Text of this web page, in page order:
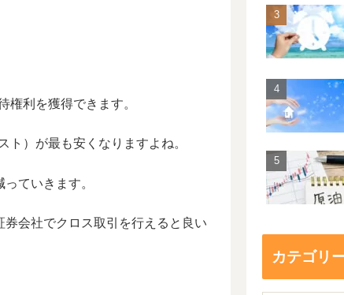
利を獲得できます。
）が最も安くなりますよね。
ていきます。
会社でクロス取引を行えると良い
カテゴリ